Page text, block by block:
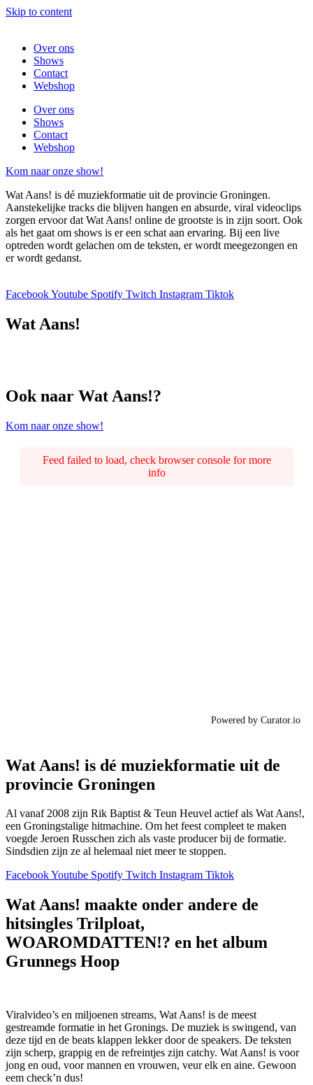
Skip to content
Over ons
Shows
Contact
Webshop
Over ons
Shows
Contact
Webshop
Kom naar onze show!
Wat Aans! is dé muziekformatie uit de provincie Groningen.
Aanstekelijke tracks die blijven hangen en absurde, viral videoclips
zorgen ervoor dat Wat Aans! online de grootste is in zijn soort. Ook
als het gaat om shows is er een schat aan ervaring. Bij een live
optreden wordt gelachen om de teksten, er wordt meegezongen en
er wordt gedanst.
FacebookYoutube Spotify Twitch Instagram Tiktok
Wat Aans!
Ook naar Wat Aans!?
Kom naar onze show!
Feed failed to load, check browser console for more
info
Powered by Curator.io
Wat Aans! is dé muziekformatie uit de
provincie Groningen
Al vanaf 2008 zijn Rik Baptist & Teun Heuvel actief als Wat Aans!,
een Groningstalige hitmachine. Om het feest compleet te maken
voegde Jeroen Russchen zich als vaste producer bij de formatie.
Sindsdien zijn ze al helemaal niet meer te stoppen.
FacebookYoutube Spotify Twitch Instagram Tiktok
Wat Aans! maakte onder andere de
hitsingles Trilploat,
WOAROMDATTEN!? en het album
Grunnegs Hoop
Viralvideo’s en miljoenen streams, Wat Aans! is de meest
gestreamde formatie in het Gronings. De muziek is swingend, van
deze tijd en de beats klappen lekker door de speakers. De teksten
zijn scherp, grappig en de refreintjes zijn catchy. Wat Aans! is voor
jong en oud, voor mannen en vrouwen, veur elk en aine. Gewoon
eem check’n dus!